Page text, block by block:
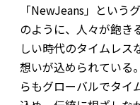
「NewJeans」という
のように、人々が飽き
しい時代のタイムレス
想いが込められている
らもグローバルでタイ